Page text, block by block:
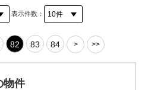
表示件数：
82 83 84 > >>
物件